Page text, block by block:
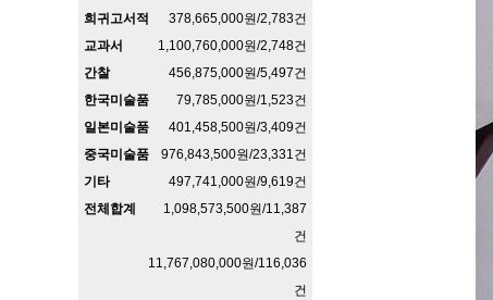
378,665,000원/2,783건
희귀고서적
1,100,760,000원/2,748건
교과서
456,875,000원/5,497건
간찰
79,785,000원/1,523건
한국미술품
401,458,500원/3,409건
일본미술품
976,843,500원/23,331건
중국미술품
497,741,000원/9,619건
기타
1,098,573,500원/11,387
건
전체합계
11,767,080,000원/116,036
건